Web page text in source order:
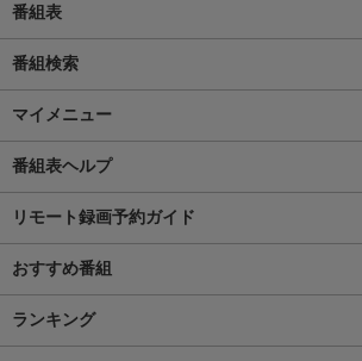
番組表
番組検索
マイメニュー
番組表ヘルプ
リモート録画予約ガイド
おすすめ番組
ランキング